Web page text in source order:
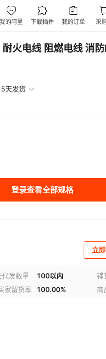
火电线 阻燃电线 消
天发货
登录查看全部规格
立
发数量 100以内 铺
家留货率 100.00% 商